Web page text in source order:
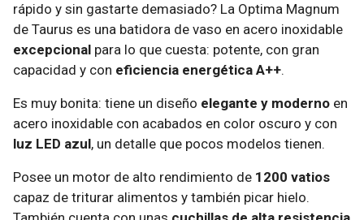
rápido y sin gastarte demasiado? La Optima Magnum
de Taurus es una batidora de vaso en acero inoxidable
excepcional para lo que cuesta: potente, con gran
capacidad y con eficiencia energética A++.
Es muy bonita: tiene un diseño elegante y moderno en
acero inoxidable con acabados en color oscuro y con
luz LED azul, un detalle que pocos modelos tienen.
Posee un motor de alto rendimiento de 1200 vatios
capaz de triturar alimentos y también picar hielo.